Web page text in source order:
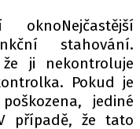
stahování.
ji nekontroluje
Pokud je
jediné
případě, že tato